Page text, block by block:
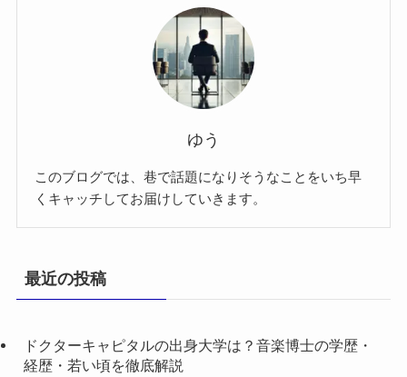
ゆう
このブログでは、巷で話題になりそうなことをいち早
くキャッチしてお届けしていきます。
最近の投稿
ドクターキャピタルの出身大学は？音楽博士の学歴・
経歴・若い頃を徹底解説